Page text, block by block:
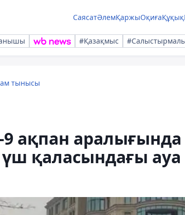
СаясатӘлемҚаржыОқиғаҚұқық
#Қазақмыс
тынысы
ақпан аралығында
қаласындағы